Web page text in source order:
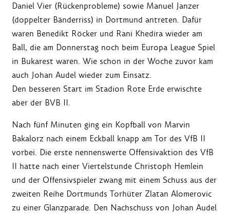
Daniel Vier (Rückenprobleme) sowie Manuel Janzer
(doppelter Bänderriss) in Dortmund antreten. Dafür
waren Benedikt Röcker und Rani Khedira wieder am
Ball, die am Donnerstag noch beim Europa League Spiel
in Bukarest waren. Wie schon in der Woche zuvor kam
auch Johan Audel wieder zum Einsatz.
Den besseren Start im Stadion Rote Erde erwischte
aber der BVB II.
Nach fünf Minuten ging ein Kopfball von Marvin
Bakalorz nach einem Eckball knapp am Tor des VfB II
vorbei. Die erste nennenswerte Offensivaktion des VfB
II hatte nach einer Viertelstunde Christoph Hemlein
und der Offensivspieler zwang mit einem Schuss aus der
zweiten Reihe Dortmunds Torhüter Zlatan Alomerovic
zu einer Glanzparade. Den Nachschuss von Johan Audel